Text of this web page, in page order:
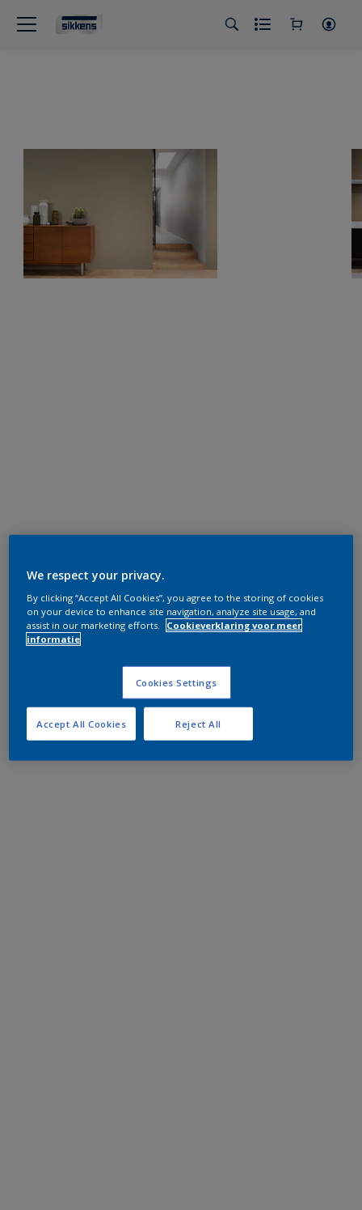
We respect your privacy.
By clicking “Accept All Cookies”, you agree to the storing of cookies
on your device to enhance site navigation, analyze site usage, and
assist in our marketing efforts.
Cookieverklaring voor meer
informatie
Cookies Settings
Reject All
Accept All Cookies